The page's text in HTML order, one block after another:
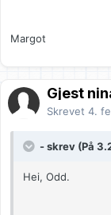
Margot
Gjest
Skrevet 4.
- skrev (På
Hei, Odd.